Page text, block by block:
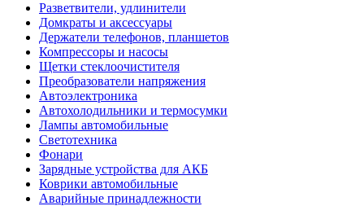
Разветвители, удлинители
Домкраты и аксессуары
Держатели телефонов, планшетов
Компрессоры и насосы
Щетки стеклоочистителя
Преобразователи напряжения
Автоэлектроника
Автохолодильники и термосумки
Лампы автомобильные
Светотехника
Фонари
Зарядные устройства для АКБ
Коврики автомобильные
Аварийные принадлежности